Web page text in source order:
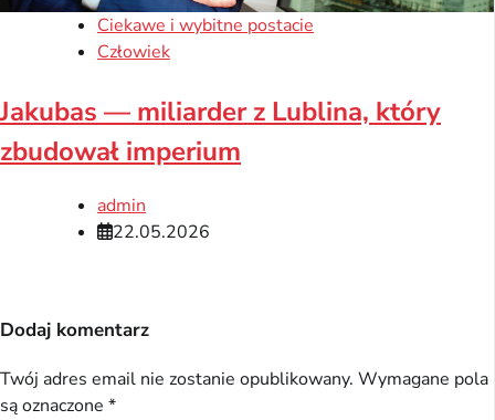
Ciekawe i wybitne postacie
Człowiek
Jakubas — miliarder z Lublina, który
zbudował imperium
admin
22.05.2026
Dodaj komentarz
Twój adres email nie zostanie opublikowany. Wymagane pola
są oznaczone *